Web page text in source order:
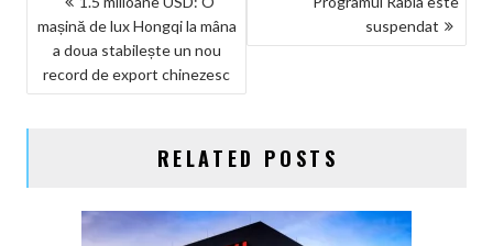
ÎN
ARTICOLE
mașină de lux Hongqi la mâna
a doua stabilește un nou
record de export chinezesc
suspendat
RELATED POSTS